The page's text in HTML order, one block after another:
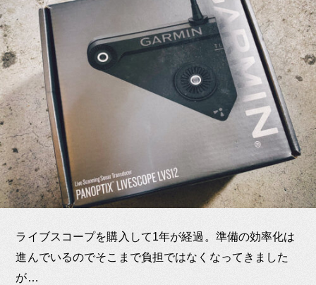
ライブスコープを購入して1年が経過。準備の効率化は
進んでいるのでそこまで負担ではなくなってきました
が…